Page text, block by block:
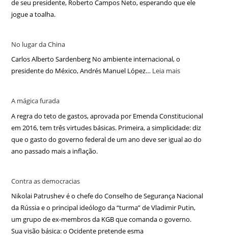
de seu presidente, Roberto Campos Neto, esperando que ele
jogue a toalha.
No lugar da China
Carlos Alberto Sardenberg No ambiente internacional, o
presidente do México, Andrés Manuel López… Leia mais
A mágica furada
A regra do teto de gastos, aprovada por Emenda Constitucional
em 2016, tem três virtudes básicas. Primeira, a simplicidade: diz
que o gasto do governo federal de um ano deve ser igual ao do
ano passado mais a inflação.
Contra as democracias
Nikolai Patrushev é o chefe do Conselho de Segurança Nacional
da Rússia e o principal ideólogo da “turma” de Vladimir Putin,
um grupo de ex-membros da KGB que comanda o governo.
Sua visão básica: o Ocidente pretende esma